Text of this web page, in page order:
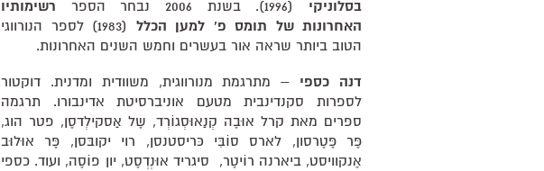
בסלוניקי (1996). בשנת 2006 נבחר הספר
רשימותיו
האחרונות של תומס פ' למען הכלל
(1983) לספר הנורווגי
הטוב ביותר שראה אור בעשרים וחמש השנים האחרונות.
דנה כספי – מתרגמת מנורווגית, משוודית ומדנית. דוקטור
לספרות סקנדינבית מטעם אוניברסיטת אדינבורו. תרגמה
ספרים מאת קרל אוּבֶה קְנַאוּסְגוֹרְד, שֶל אַסקילְדסֶן, פטר הוג,
פֶּר פֶּטֶרסון, לארס סוֹבִּי כּריסטנסן, רוי יקובּסן, פֶּר אוּלוּב
אֶנקוויסט, ביארנה רוֹיטֶר, סיגריד אוּנְדְסֶט, יון פוֹסֶה, ועוד. כספי